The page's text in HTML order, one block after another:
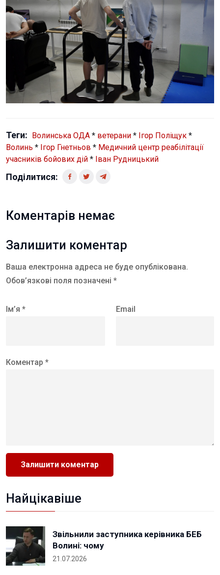
Теги: Волинська ОДА * ветерани * Ігор Поліщук *
Волинь * Ігор Гнетньов * Медичний центр реабілітації
учасників бойових дій * Іван Рудницький
Поділитися:
Коментарів немає
Залишити коментар
Ваша електронна адреса не буде опублікована.
Обов’язкові поля позначені *
Ім’я * Email
Коментар *
Найцікавіше
Звільнили заступника керівника БЕБ
Волині: чому
21.07.2026